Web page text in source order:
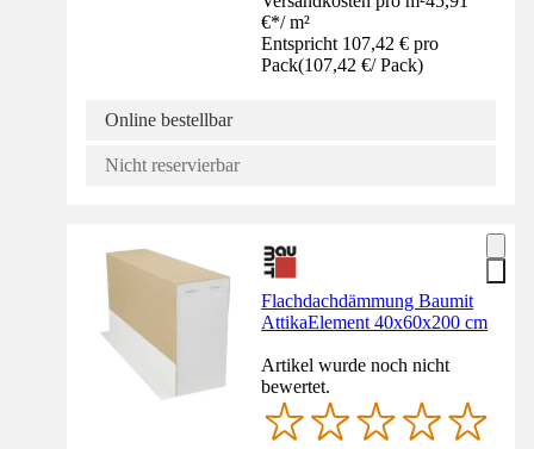
€*/ m²
Entspricht 107,42 € pro
Pack(107,42 €/ Pack)
Online bestellbar
Nicht reservierbar
Flachdachdämmung Baumit
AttikaElement 40x60x200 cm
Artikel wurde noch nicht
bewertet.